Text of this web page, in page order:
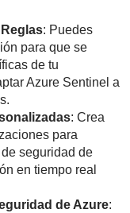
: Puedes
para que se
de tu
Azure Sentinel a
: Crea
para
seguridad de
en tiempo real
de Azure: